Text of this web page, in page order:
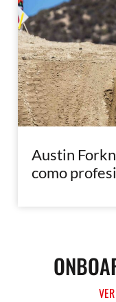
Austin
como